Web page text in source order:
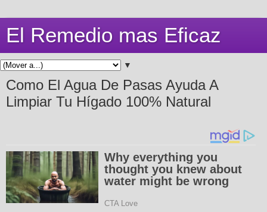
El Remedio mas Eficaz
▼
Como El Agua De Pasas Ayuda A
Limpiar Tu Hígado 100% Natural